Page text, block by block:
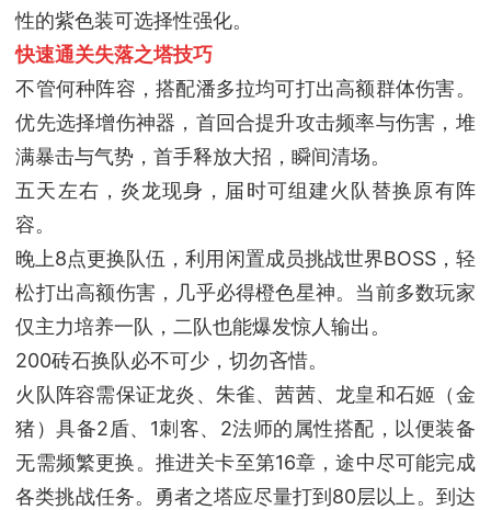
性的紫色装可选择性强化。
快速通关失落之塔技巧
不管何种阵容，搭配潘多拉均可打出高额群体伤害。
优先选择增伤神器，首回合提升攻击频率与伤害，堆
满暴击与气势，首手释放大招，瞬间清场。
五天左右，炎龙现身，届时可组建火队替换原有阵
容。
晚上8点更换队伍，利用闲置成员挑战世界BOSS，轻
松打出高额伤害，几乎必得橙色星神。当前多数玩家
仅主力培养一队，二队也能爆发惊人输出。
200砖石换队必不可少，切勿吝惜。
火队阵容需保证龙炎、朱雀、茜茜、龙皇和石姬（金
猪）具备2盾、1刺客、2法师的属性搭配，以便装备
无需频繁更换。推进关卡至第16章，途中尽可能完成
各类挑战任务。勇者之塔应尽量打到80层以上。到达